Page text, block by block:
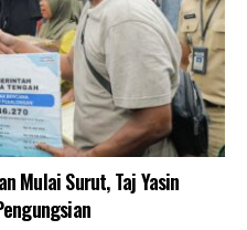
Mulai Surut, Taj Yasin